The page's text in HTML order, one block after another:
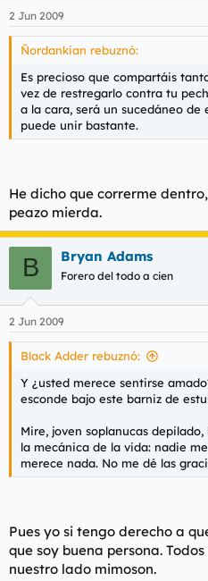
2 Jun 2009
Ñordankian rebuznó:
Es precioso que compartáis
vez de restregarlo contra tu
a la cara, será un sucedáneo
puede unir bastante.
He dicho que correrme
peazo mierda.
B Bryan Adams
Forero del todo a cien
2 Jun 2009
Black Adder rebuznó:
Y ¿usted merece sentirse
esconde bajo este barniz de
Mire, joven soplanucas
la mecánica de la vida: nadie
merece nada. No me dé las
Pues yo si tengo derecho a
que soy buena persona.
nuestro lado mimoson.